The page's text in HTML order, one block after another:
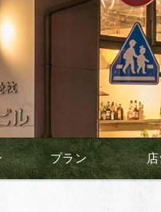
プラン